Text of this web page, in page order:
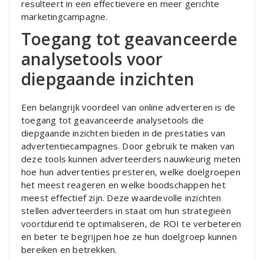
resulteert in een effectievere en meer gerichte
marketingcampagne.
Toegang tot geavanceerde
analysetools voor
diepgaande inzichten
Een belangrijk voordeel van online adverteren is de
toegang tot geavanceerde analysetools die
diepgaande inzichten bieden in de prestaties van
advertentiecampagnes. Door gebruik te maken van
deze tools kunnen adverteerders nauwkeurig meten
hoe hun advertenties presteren, welke doelgroepen
het meest reageren en welke boodschappen het
meest effectief zijn. Deze waardevolle inzichten
stellen adverteerders in staat om hun strategieën
voortdurend te optimaliseren, de ROI te verbeteren
en beter te begrijpen hoe ze hun doelgroep kunnen
bereiken en betrekken.